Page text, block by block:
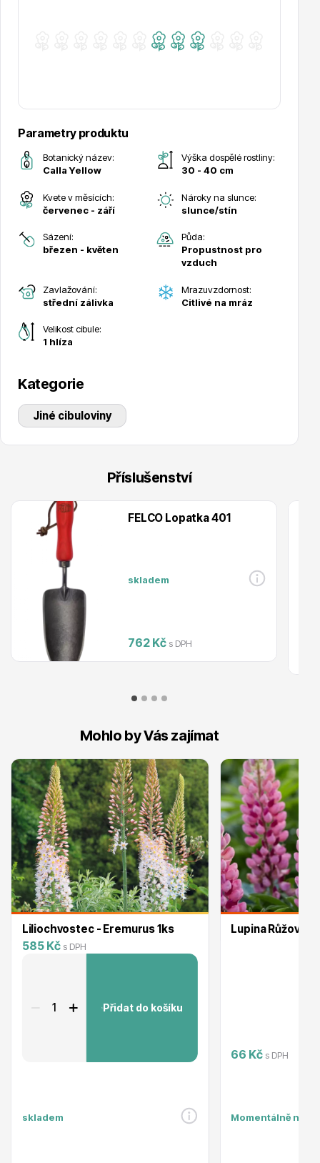
Substráty, hnojiva, kůra
Trvalky
Živé ploty
Okrasné trávy
Okrasné keře
Parametry produktu
Botanický název:
Calla Yellow
Výška dospělé rostliny:
30 - 40 cm
Kvete v měsících:
červenec - září
Nároky na slunce:
slunce/stín
Sázení:
březen - květen
Půda:
Propustnost pro
vzduch
Zavlažování:
střední zálivka
Mrazuvzdornost:
Citlivé na mráz
Velikost cibule:
1 hlíza
Kategorie
Jiné cibuloviny
Příslušenství
FELCO Lopatka 401
skladem
762 Kč s DPH
Mohlo by Vás zajímat
Liliochvostec - Eremurus 1ks
585 Kč s DPH
Přidat do košíku
skladem
Lupina Růžová
66 Kč s DPH
Momentálně